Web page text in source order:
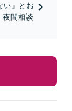
い」とお
夜間相談